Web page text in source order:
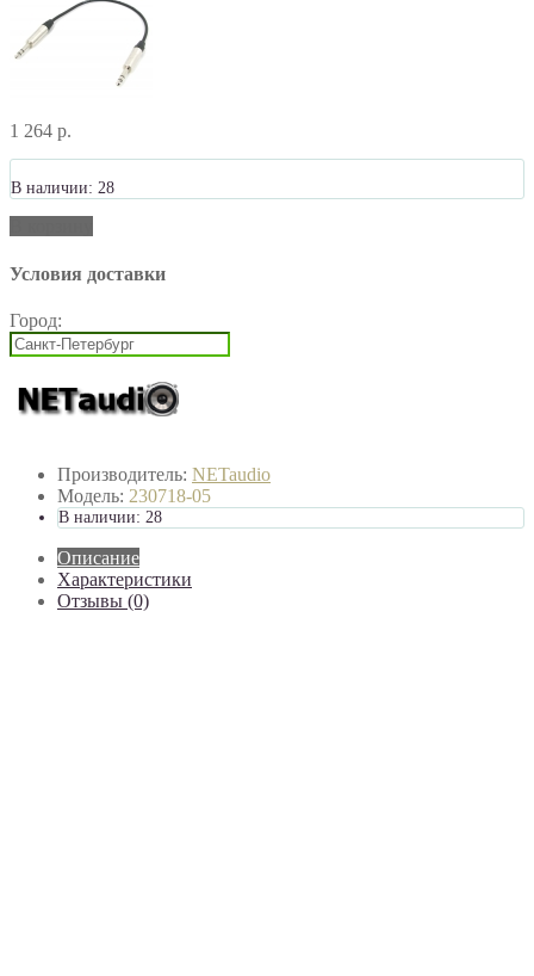
1 264 р.
В наличии: 28
Условия доставки
Город:
Производитель: NETaudio
Модель: 230718-05
В наличии: 28
Описание
Характеристики
Отзывы (0)